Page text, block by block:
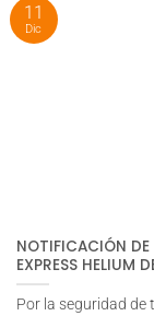
NOTIFICACIÓN DE
EXPRESS HELIUM
Por la seguridad de
11
Dic